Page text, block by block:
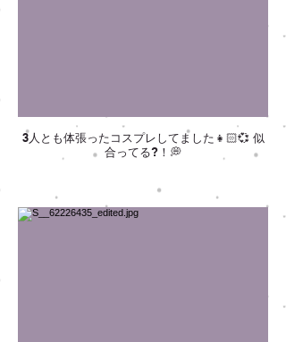
3人とも体張ったコスプレしてました👧🏻💞 似
合ってる?！💭